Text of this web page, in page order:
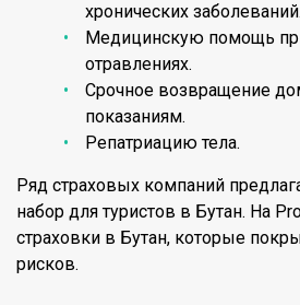
хронических заболеваний.
Медицинскую помощь
отравлениях.
Срочное возвращение
показаниям.
Репатриацию тела.
Ряд страховых компаний
набор для туристов в Бутан. На
страховки в Бутан, которые
рисков.